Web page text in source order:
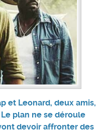
et Leonard, deux amis,
plan ne se déroule
devoir affronter des